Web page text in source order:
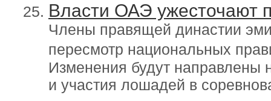
Власти ОАЭ ужесточают
Члены правящей династии
пересмотр национальных
Изменения будут направлены
и участия лошадей в